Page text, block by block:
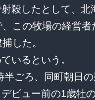
殺したとして、北
この牧場の経営者
した。
いるという。
ごろ、同町朝日
ビュー前の1歳牡